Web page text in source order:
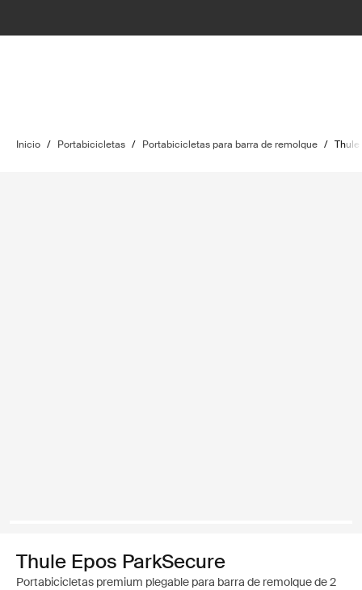
Inicio / Portabicicletas / Portabicicletas para barra de remolque / Thule
Thule Epos ParkSecure
Portabicicletas premium plegable para barra de remolque de 2